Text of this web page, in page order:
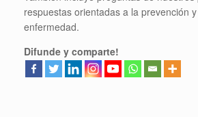
respuestas orientadas a la prevención
enfermedad.
Difunde y comparte!